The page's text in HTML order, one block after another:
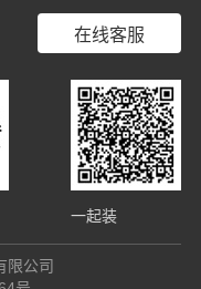
在线客服
一起装
限公司